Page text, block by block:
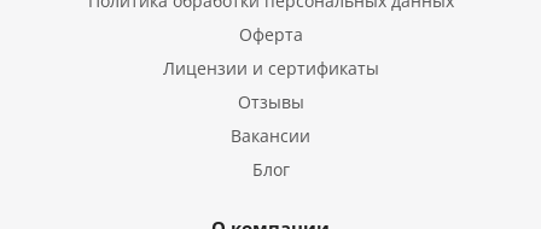
Оферта
Лицензии и сертификаты
Отзывы
Вакансии
Блог